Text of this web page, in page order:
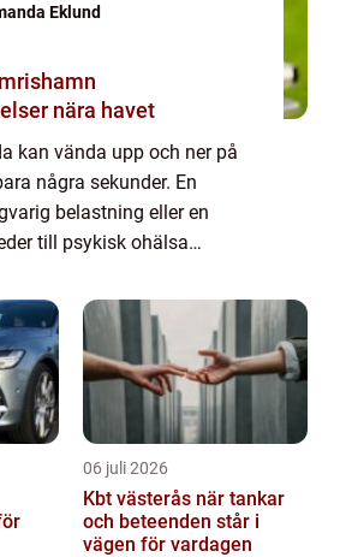
Eklund
nära havet
kan vända upp och ner på
några sekunder. En
belastning eller en
till psykisk ohälsa
starkt skydd i form av lagar,
06 juli 2026
Kbt västerås när tankar
och beteenden står i
vägen för vardagen